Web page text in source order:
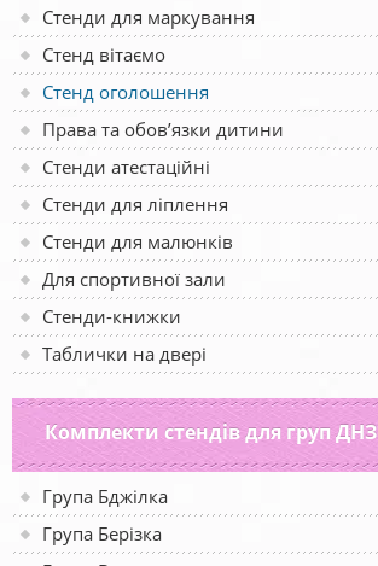
Стенди для маркування
Стенд вітаємо
Стенд оголошення
Права та обов’язки дитини
Стенди атестаційні
Стенди для ліплення
Стенди для малюнків
Для спортивної зали
Стенди-книжки
Таблички на двері
Комплекти стендів для груп ДНЗ
Група Бджілка
Група Берізка